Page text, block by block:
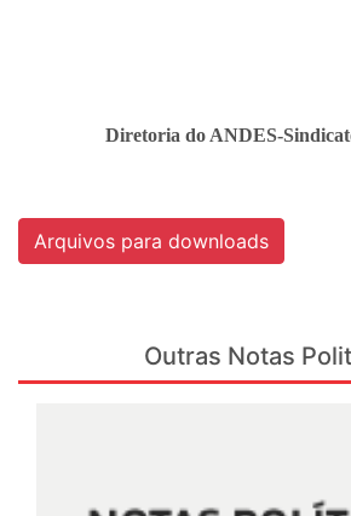
Diretoria do ANDES-
Arquivos para downloads
Outras Notas